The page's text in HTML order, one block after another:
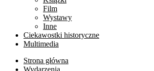
Film
Wystawy
Inne
Ciekawostki historyczne
Multimedia
Strona główna